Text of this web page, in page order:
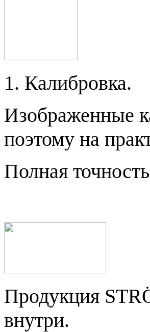
1. Калибровка.
Изображенные
поэтому на
Полная
Продукция
внутри.